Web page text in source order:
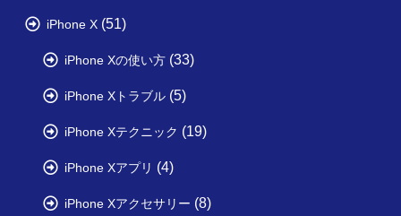
iPhone X (51)
iPhone Xの使い方 (33)
iPhone Xトラブル (5)
iPhone Xテクニック (19)
iPhone Xアプリ (4)
iPhone Xアクセサリー (8)